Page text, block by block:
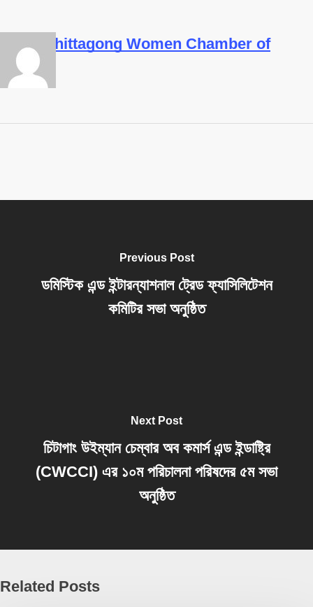
Chittagong Women Chamber of
Previous Post
ডমিস্টিক এন্ড ইন্টারন্যাশনাল ট্রেড ফ্যাসিলিটেশন
কমিটির সভা অনুষ্ঠিত
Next Post
চিটাগাং উইম্যান চেম্বার অব কমার্স এন্ড ইন্ডাষ্ট্রি
(CWCCI) এর ১০ম পরিচালনা পরিষদের ৫ম সভা
অনুষ্ঠিত
Related Posts